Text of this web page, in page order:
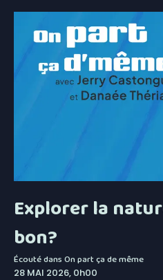
Explorer la
bon?
Écouté dansOn part ça de même
28 MAI 2026, 0h00